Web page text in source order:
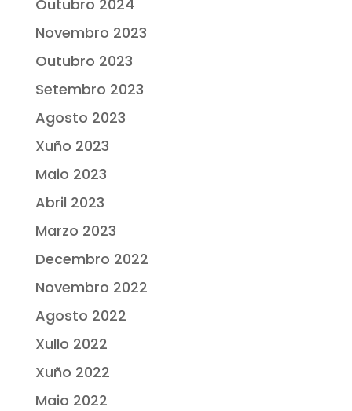
Outubro 2024
Novembro 2023
Outubro 2023
Setembro 2023
Agosto 2023
Xuño 2023
Maio 2023
Abril 2023
Marzo 2023
Decembro 2022
Novembro 2022
Agosto 2022
Xullo 2022
Xuño 2022
Maio 2022